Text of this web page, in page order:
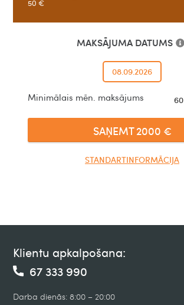
50 €
MAKSĀJUMA DATUMS
08.09.2026
Minimālais mēn. maksājums 60
SAŅEMT2000 €
STANDARTINFORMĀCIJA
Klientu apkalpošana:
67 333 990
Darba dienās: 8:00 – 20:00